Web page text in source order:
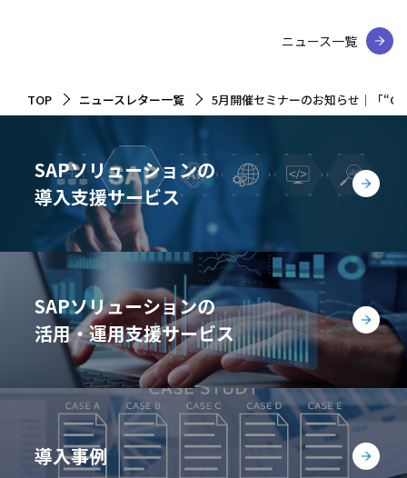
ニュース一覧
TOP ニュースレター一覧 5月開催セミナーのお知らせ｜「
SAPソリューションの
導入支援サービス
SAPソリューションの
活用・運用支援サービス
導入事例